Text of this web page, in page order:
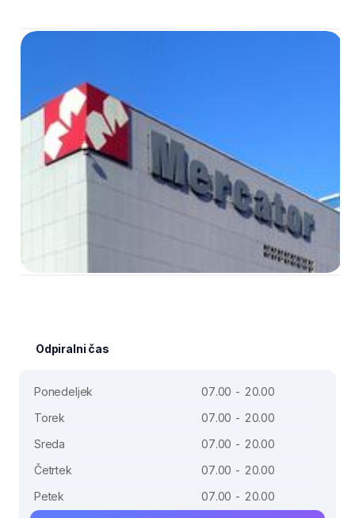
Odpiralni čas
Ponedeljek
07.00 - 20.00
Torek
07.00 - 20.00
Sreda
07.00 - 20.00
Četrtek
07.00 - 20.00
Petek
07.00 - 20.00